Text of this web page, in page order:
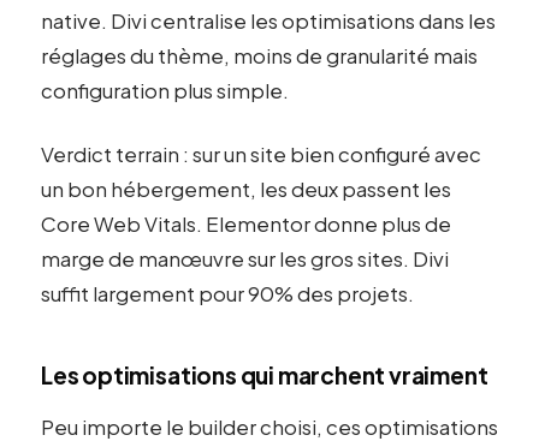
native. Divi centralise les optimisations dans les
réglages du thème, moins de granularité mais
configuration plus simple.
Verdict terrain : sur un site bien configuré avec
un bon hébergement, les deux passent les
Core Web Vitals. Elementor donne plus de
marge de manœuvre sur les gros sites. Divi
suffit largement pour 90% des projets.
Les optimisations qui marchent vraiment
Peu importe le builder choisi, ces optimisations